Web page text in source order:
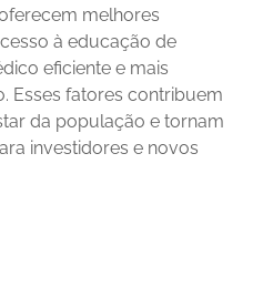
melhores
à educação de
eficiente e mais
Esses fatores contribuem
da população e tornam
investidores e novos